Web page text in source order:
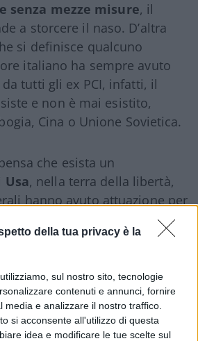
della tua privacy è la
sul nostro sito, tecnologie
contenuti e annunci, fornire
media e analizzare il nostro traffico.
si acconsente all'utilizzo di questa
idea e modificare le tue scelte sul
senza mezze misure, il
a storcere il naso. D’altra
si definisce qualcuno
italiano ha sempre avuto
tutti gli ex PCI, infatti, il
e non è mai esistito,
Cina o Unione Sovietica.
che esista un
Usa, nella terra della libertà,
hanno avuto attuazione per
anche il nome:
e moderato, in Italia. I
qualcuno di sinistra che
al servizio della
del“socialdemocratico”.